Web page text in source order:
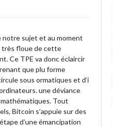
notre sujet et au moment
très floue de cette
Ce TPE va donc éclaircir
que plu forme
sous ormatiques et d’i
une déviance
Tout
Bitcoin s’appuie sur des
d’une émancipation